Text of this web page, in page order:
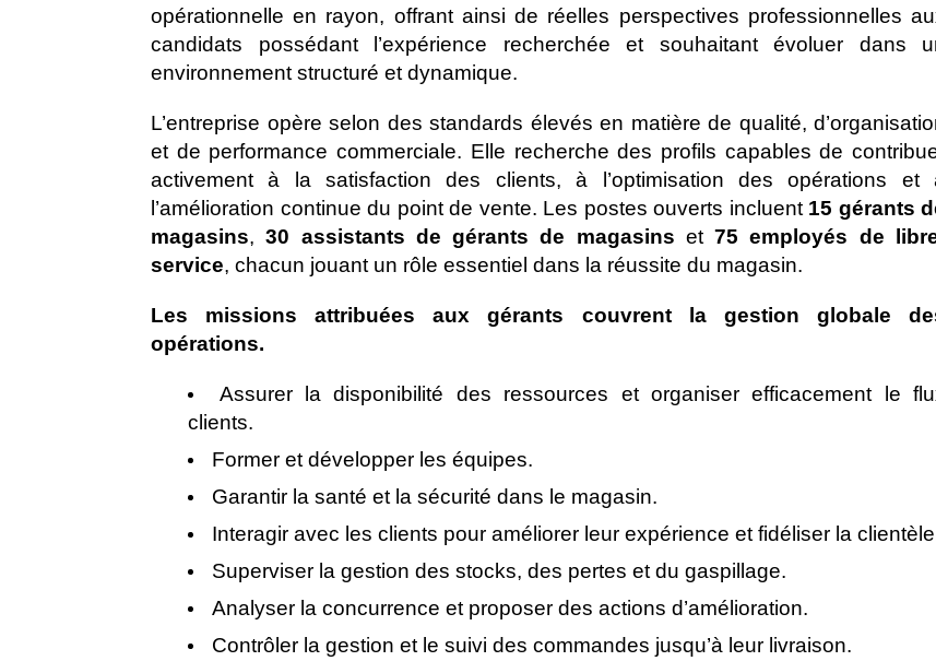
opérationnelle en rayon, offrant ainsi de réelles perspectives professionnelles
candidats possédant l’expérience recherchée et souhaitant évoluer dans
environnement structuré et dynamique.
L’entreprise opère selon des standards élevés en matière de qualité,
et de performance commerciale. Elle recherche des profils capables de
activement à la satisfaction des clients, à l’optimisation des opérations et
l’amélioration continue du point de vente. Les postes ouverts incluent 15 gérants
magasins,30 assistants de gérants de magasins et75 employés de
service, chacun jouant un rôle essentiel dans la réussite du magasin.
Les missions attribuées aux gérants couvrent la gestion globale
opérations.
Assurer la disponibilité des ressources et organiser efficacement le
clients.
Former et développer les équipes.
Garantir la santé et la sécurité dans le magasin.
Interagir avec les clients pour améliorer leur expérience et fidéliser la
Superviser la gestion des stocks, des pertes et du gaspillage.
Analyser la concurrence et proposer des actions d’amélioration.
Contrôler la gestion et le suivi des commandes jusqu’à leur livraison.